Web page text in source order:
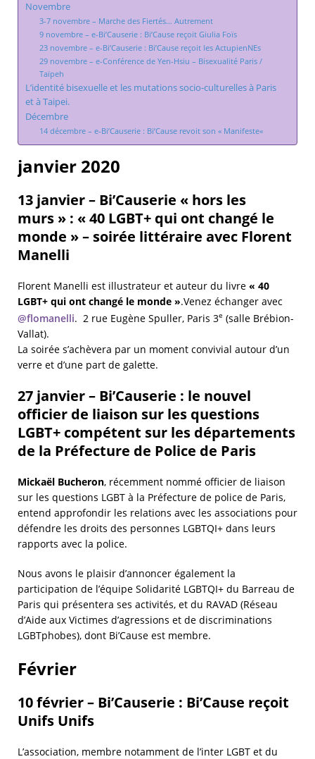
Novembre
3-7 novembre – Marche des Fiertés… Autrement
9 novembre – e-Bi’Causerie : Bi’Cause reçoit Giulia Foïs
23 novembre – e-Bi’Causerie : Bi’Cause reçoit les ActupienNEs
29 novembre – e-Conférence de Yen-Hsiu – Bisexualité Paris /
Taïpeh
L’identité bisexuelle et les mutations socio-culturelles à Paris
et à Taipei.
Décembre
14 décembre – e-Bi’Causerie : Bi’Cause revoit son « Manifeste«
janvier 2020
13 janvier – Bi’Causerie « hors les
murs » : « 40 LGBT+ qui ont changé le
monde » – soirée littéraire avec Florent
Manelli
Florent Manelli est illustrateur et auteur du livre « 40
LGBT+ qui ont changé le monde ».Venez échanger avec
@flomanelli. 2 rue Eugène Spuller, Paris 3e (salle Brébion-
Vallat).
La soirée s’achèvera par un moment convivial autour d’un
verre et d’une part de galette.
27 janvier – Bi’Causerie : le nouvel
officier de liaison sur les questions
LGBT+ compétent sur les départements
de la Préfecture de Police de Paris
Mickaël Bucheron, récemment nommé officier de liaison
sur les questions LGBT à la Préfecture de police de Paris,
entend approfondir les relations avec les associations pour
défendre les droits des personnes LGBTQI+ dans leurs
rapports avec la police.
Nous avons le plaisir d’annoncer également la
participation de l’équipe Solidarité LGBTQI+ du Barreau de
Paris qui présentera ses activités, et du RAVAD (Réseau
d’Aide aux Victimes d’agressions et de discriminations
LGBTphobes), dont Bi’Cause est membre.
Février
10 février – Bi’Causerie : Bi’Cause reçoit
Unifs Unifs
L’association, membre notamment de l’inter LGBT et du